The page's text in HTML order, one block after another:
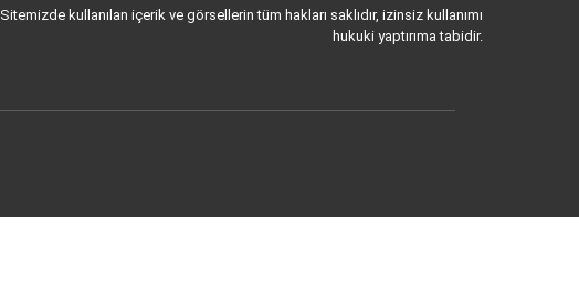
Sitemizde kullanılan içerik ve görsellerin tüm hakları saklıdır, izinsiz kullanımı
hukuki yaptırıma tabidir.